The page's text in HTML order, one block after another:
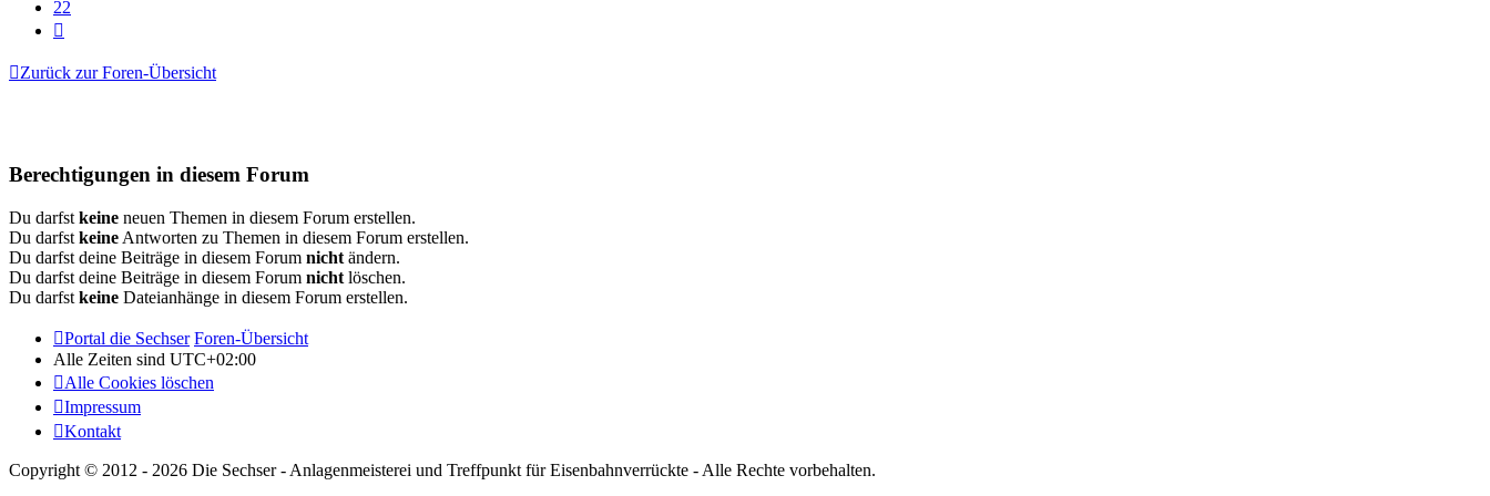
22
Zurück zur Foren-Übersicht
Berechtigungen in diesem Forum
Du darfst keine neuen Themen in diesem Forum erstellen.
Du darfst keine Antworten zu Themen in diesem Forum erstellen.
Du darfst deine Beiträge in diesem Forum nicht ändern.
Du darfst deine Beiträge in diesem Forum nicht löschen.
Du darfst keine Dateianhänge in diesem Forum erstellen.
Portal die Sechser Foren-Übersicht
Alle Zeiten sind UTC+02:00
Alle Cookies löschen
Impressum
Kontakt
Copyright © 2012 - 2026 Die Sechser - Anlagenmeisterei und Treffpunkt für Eisenbahnverrückte - Alle Rechte vorbehalten.